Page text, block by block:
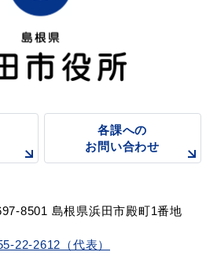
ビス
ごみ分別早見表
各課への
お問い合わせ
8501 島根県浜田市殿町1番地
22-2612（代表）